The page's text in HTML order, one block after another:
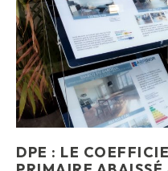
DPE : LE